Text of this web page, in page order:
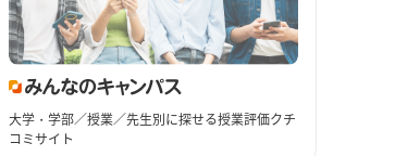
大学・学部／授業／先生別に探せる授業評価クチ
コミサイト